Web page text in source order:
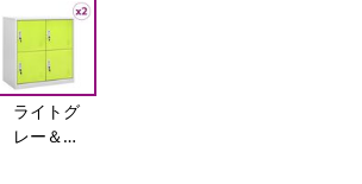
ライトグ
レー＆グ